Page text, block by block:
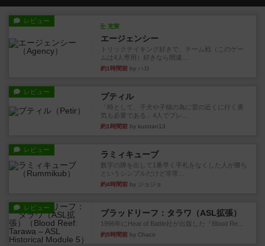
レビュー
充実
エージェンシー
トリックテイキング好きで、チーム戦（このゲー
ムは4人専用）好きなら間違...
約1時間前 by ハロ
レビュー プティル
「時として、子犬や子猫の為に雷の近くに行く勇
気も必要である」4人でプレ...
約1時間前 by kurotan13
レビュー ラミィキューブ
数字の牌を出して1番早く手札をなくした人が勝ち
というシンプルだけど非常...
約4時間前 by ジョジョ
レビュー
ブラッドリーフ：タラワ（ASL拡張）
1996年にHeat of Battle社が出版した『Blood Re...
約5時間前 by Chaco